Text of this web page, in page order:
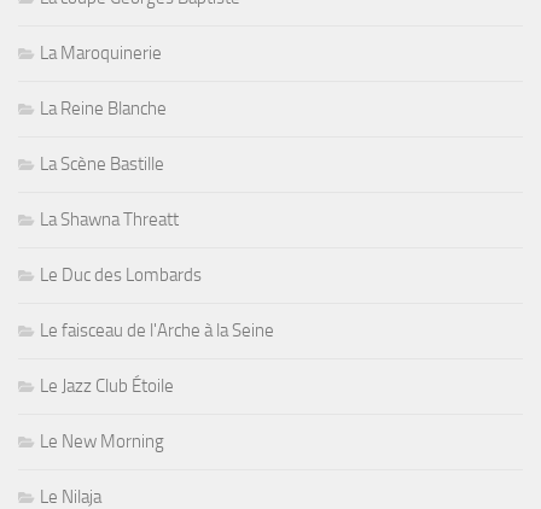
La Maroquinerie
La Reine Blanche
La Scène Bastille
La Shawna Threatt
Le Duc des Lombards
Le faisceau de l'Arche à la Seine
Le Jazz Club Étoile
Le New Morning
Le Nilaja